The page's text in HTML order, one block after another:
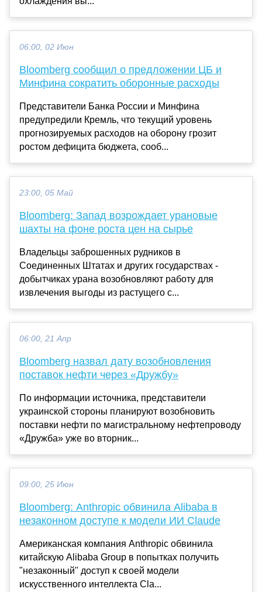
06:00, 02 Июн
Bloomberg сообщил о предложении ЦБ и
Минфина сократить оборонные расходы
Представители Банка России и Минфина
предупредили Кремль, что текущий уровень
прогнозируемых расходов на оборону грозит
ростом дефицита бюджета, сооб...
23:00, 05 Май
Bloomberg: Запад возрождает урановые
шахты на фоне роста цен на сырье
Владельцы заброшенных рудников в
Соединенных Штатах и других государствах -
добытчиках урана возобновляют работу для
извлечения выгоды из растущего с...
06:00, 21 Апр
Bloomberg назвал дату возобновления
поставок нефти через «Дружбу»
По информации источника, представители
украинской стороны планируют возобновить
поставки нефти по магистральному нефтепроводу
«Дружба» уже во вторник...
09:00, 25 Июн
Bloomberg: Anthropic обвинила Alibaba в
незаконном доступе к модели ИИ Claude
Американская компания Anthropic обвинила
китайскую Alibaba Group в попытках получить
"незаконный" доступ к своей модели
искусственного интеллекта Cla...